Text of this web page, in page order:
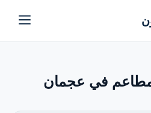
في عجمان